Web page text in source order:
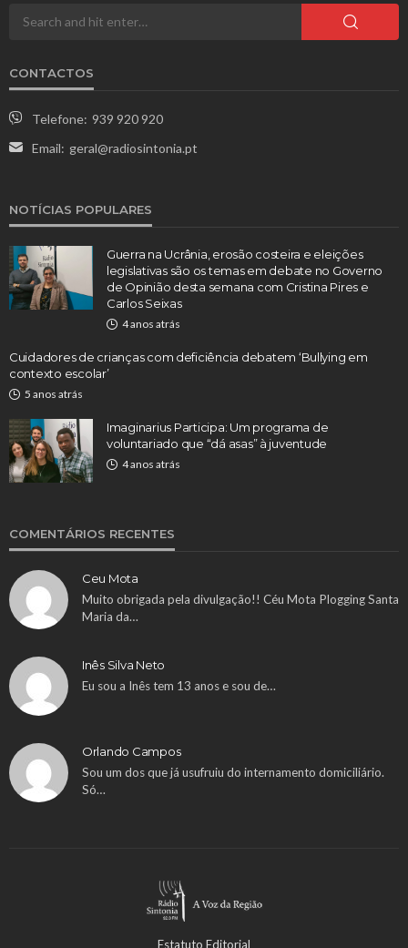
CONTACTOS
Telefone: 939 920 920
Email: geral@radiosintonia.pt
NOTÍCIAS POPULARES
Guerra na Ucrânia, erosão costeira e eleições
legislativas são os temas em debate no Governo
de Opinião desta semana com Cristina Pires e
Carlos Seixas
4 anos atrás
Cuidadores de crianças com deficiência debatem ‘Bullying em
contexto escolar’
5 anos atrás
Imaginarius Participa: Um programa de
voluntariado que “dá asas” à juventude
4 anos atrás
COMENTÁRIOS RECENTES
Ceu Mota
Muito obrigada pela divulgação!! Céu Mota Plogging Santa
Maria da…
Inês Silva Neto
Eu sou a Inês tem 13 anos e sou de…
Orlando Campos
Sou um dos que já usufruiu do internamento domiciliário.
Só…
Estatuto Editorial